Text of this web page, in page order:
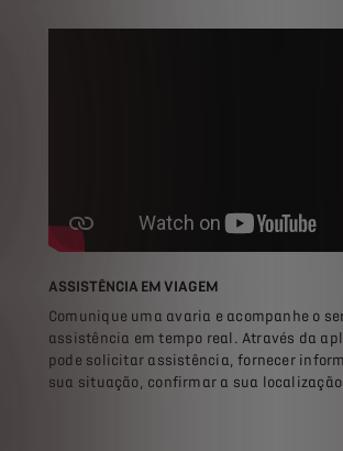
ASSISTÊNCIA EM VIAGEM
Comunique uma avaria e acompanhe o
assistência em tempo real. Através da
pode solicitar assistência, fornecer
sua situação, confirmar a sua